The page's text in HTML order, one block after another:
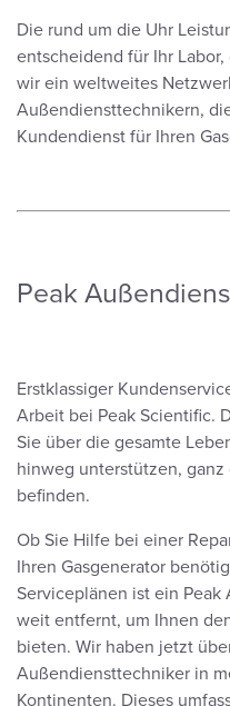
Die rund um die Uhr
entscheidend für Ihr
wir ein weltweites
Außendiensttechnikern,
Kundendienst für Ihren
Peak
Erstklassiger
Arbeit bei Peak Scientific.
Sie über die gesamte
hinweg unterstützen,
befinden.
Ob Sie Hilfe bei einer
Ihren Gasgenerator
Serviceplänen ist ein
weit entfernt, um Ihnen
bieten. Wir haben jetzt
Außendiensttechniker in
Kontinenten. Dieses